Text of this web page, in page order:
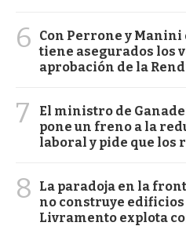
6
Con Perrone y
tiene asegurados los
aprobación de la
7
El ministro de
pone un freno a la
laboral y pide que los
8
La paradoja en la
no construye edificios
Livramento explota